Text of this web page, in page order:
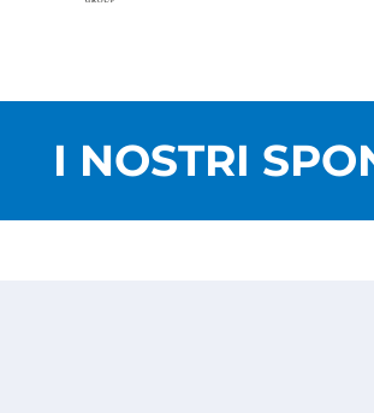
I NOSTRI